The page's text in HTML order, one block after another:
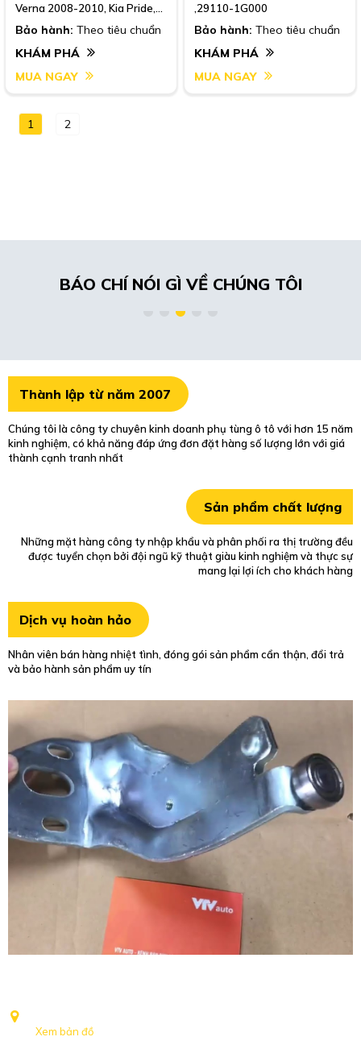
Verna 2008-2010, Kia Pride,
Kia Rio , Mlh15
Bảo hành: Theo tiêu chuẩn
KHÁM PHÁ
MUA NGAY
,29110-1G000
Bảo hành: Theo tiêu chuẩn
KHÁM PHÁ
MUA NGAY
1 2
BÁO CHÍ NÓI GÌ VỀ CHÚNG TÔI
Thành lập từ năm 2007
Chúng tôi là công ty chuyên kinh doanh phụ tùng ô tô với hơn 15 năm
kinh nghiệm, có khả năng đáp ứng đơn đặt hàng số lượng lớn với giá
thành cạnh tranh nhất
Sản phẩm chất lượng
Những mặt hàng công ty nhập khẩu và phân phối ra thị trường đều
được tuyển chọn bởi đội ngũ kỹ thuật giàu kinh nghiệm và thực sự
mang lại lợi ích cho khách hàng
Dịch vụ hoàn hảo
Nhân viên bán hàng nhiệt tình, đóng gói sản phẩm cẩn thận, đổi trả
và bảo hành sản phẩm uy tín